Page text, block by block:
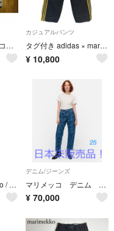
ユニクロ×マリメッコ クロップドパンツ
カジュアルパンツ
タグ付き adidas × marimekko CUFFED PANTS M
¥ 10,800
【美品】 marimekko / マリメッコ | TUULAHDUS KAISLA TROUSERS ツーラブドゥス 総柄 ベルト付き ワイドパンツ | 40 | マルチカラー | レディース
デニム/ジーンズ
マリメッコ デニム 25 日本未販売品
¥ 70,000